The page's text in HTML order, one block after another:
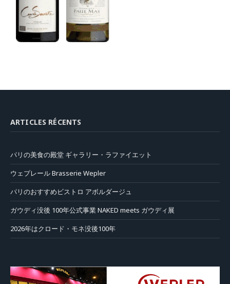
ARTICLES RÉCENTS
パリの美食の殿堂 ギャラリー・ラファイエット
ウェプレール Brasserie Wepler
パリのおすすめビストロ アボルダージュ
ガウディ没後 100年公式事業 NAKED meets ガウディ展
2026年はクロード・モネ没後100年